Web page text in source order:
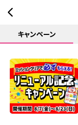
キャンペーン